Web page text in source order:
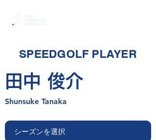
SPEEDGOLF PLAYER
田中 俊介
Shunsuke Tanaka